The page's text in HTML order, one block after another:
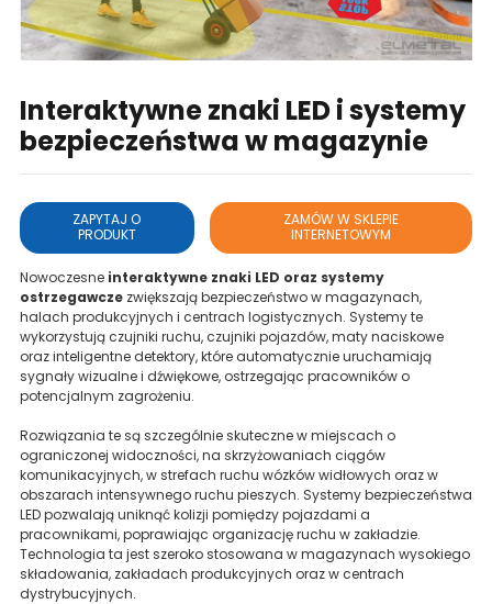
Interaktywne znaki LED i systemy
bezpieczeństwa w magazynie
ZAPYTAJ O
PRODUKT
ZAMÓW W SKLEPIE
INTERNETOWYM
Nowoczesne interaktywne znaki LED oraz systemy
ostrzegawcze zwiększają bezpieczeństwo w magazynach,
halach produkcyjnych i centrach logistycznych. Systemy te
wykorzystują czujniki ruchu, czujniki pojazdów, maty naciskowe
oraz inteligentne detektory, które automatycznie uruchamiają
sygnały wizualne i dźwiękowe, ostrzegając pracowników o
potencjalnym zagrożeniu.
Rozwiązania te są szczególnie skuteczne w miejscach o
ograniczonej widoczności, na skrzyżowaniach ciągów
komunikacyjnych, w strefach ruchu wózków widłowych oraz w
obszarach intensywnego ruchu pieszych. Systemy bezpieczeństwa
LED pozwalają uniknąć kolizji pomiędzy pojazdami a
pracownikami, poprawiając organizację ruchu w zakładzie.
Technologia ta jest szeroko stosowana w magazynach wysokiego
składowania, zakładach produkcyjnych oraz w centrach
dystrybucyjnych.